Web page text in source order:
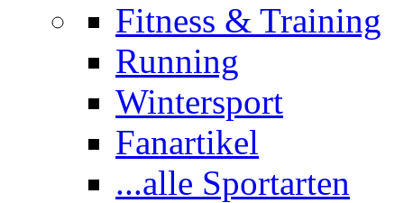
Fitness & Training
Running
Wintersport
Fanartikel
...alle Sportarten